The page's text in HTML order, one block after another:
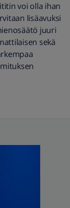
voi olla ihan
lisäavuksi
juuri
sekä